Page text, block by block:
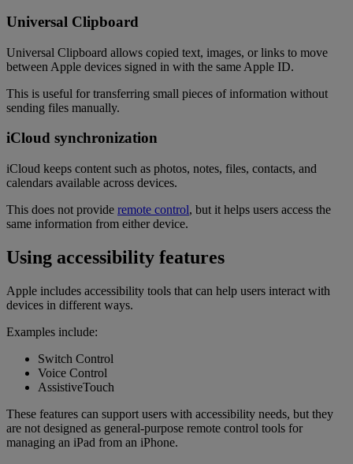
Universal Clipboard
Universal Clipboard allows copied text, images, or links to move
between Apple devices signed in with the same Apple ID.
This is useful for transferring small pieces of information without
sending files manually.
iCloud synchronization
iCloud keeps content such as photos, notes, files, contacts, and
calendars available across devices.
This does not provide remote control, but it helps users access the
same information from either device.
Using accessibility features
Apple includes accessibility tools that can help users interact with
devices in different ways.
Examples include:
Switch Control
Voice Control
AssistiveTouch
These features can support users with accessibility needs, but they
are not designed as general-purpose remote control tools for
managing an iPad from an iPhone.